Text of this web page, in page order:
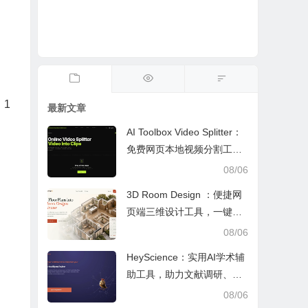
1 最新文章
AI Toolbox Video Splitter：
免费网页本地视频分割工
具，多模式裁切高清视频且
08/06
3D Room Design ：便捷网
页端三维设计工具，一键户
型建模、实时改色布景助力
08/06
HeyScience：实用AI学术辅
助工具，助力文献调研、论
文审阅与日常学业研究工作
08/06